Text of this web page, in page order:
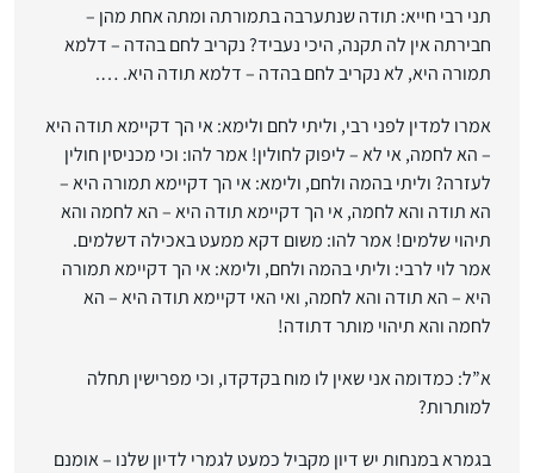
תני רבי חייא: תודה שנתערבה בתמורתה ומתה אחת מהן –
חבירתה אין לה תקנה, היכי נעביד? נקריב לחם בהדה – דלמא
תמורה היא, לא נקריב לחם בהדה – דלמא תודה היא. ….
אמרו למדין לפני רבי, וליתי לחם ולימא: אי הך דקיימא תודה היא
– הא לחמה, אי לא – ליפוק לחולין! אמר להו: וכי מכניסין חולין
לעזרה? וליתי בהמה ולחם, ולימא: אי הך דקיימא תמורה היא –
הא תודה והא לחמה, אי הך דקיימא תודה היא – הא לחמה והא
תיהוי שלמים! אמר להו: משום דקא ממעט באכילה דשלמים.
אמר לוי לרבי: וליתי בהמה ולחם, ולימא: אי הך דקיימא תמורה
היא – הא תודה והא לחמה, ואי האי דקיימא תודה היא – הא
לחמה והא תיהוי מותר דתודה!
א”ל: כמדומה אני שאין לו מוח בקדקדו, וכי מפרישין תחלה
למותרות?
בגמרא במנחות יש דיון מקביל כמעט לגמרי לדיון שלנו – אומנם